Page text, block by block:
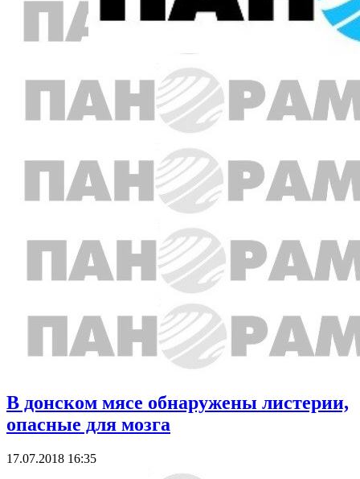
В донском мясе обнаружены листерии,
опасные для мозга
17.07.2018 16:35